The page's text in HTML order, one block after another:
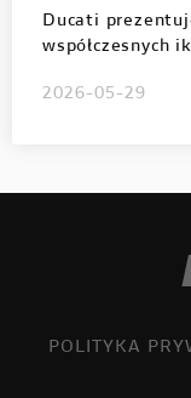
Ducati
współczesnych
2026-05-29
POLITYKA